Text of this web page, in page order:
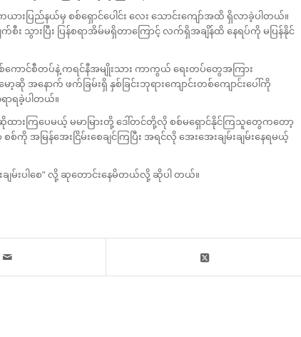
ားပြည်နယ်မှ စစ်ရှောင်ပေါင်း လေး သောင်းကျော်အထိ ရှိလာခဲ့ပါတယ်။
သွားပြီး ပြန်စရာအိမ်မရှိတာကြောင့် လက်ရှိအချိန်ထိ နေရပ်ကို မပြန်နိုင်
ကောင်စီတပ်နဲ့ ကရင်နီအမျိုးသား ကာကွယ် ရေးတပ်တွေအကြား
ဆို အနောက် ဖက်ခြမ်းရှိ နှစ်ခြင်းဘုရားကျောင်းတစ်ကျောင်းပေါ်ကို
ာရခဲ့ပါတယ်။
းကြပေမယ့် မမာမြားတို့ ဒေါ်တင်တို့လို စစ်မရှောင်နိုင်ကြသူတွေကတော့
ြန်အေးငြိမ်းစေချင်ကြပြီး အရင်လို အေးအေးချမ်းချမ်းနေရမယ့်
ြိမ်းချမ်းပါစေ” လို့ ဆုတောင်းနေမိတယ်လို့ ဆိုပါ တယ်။